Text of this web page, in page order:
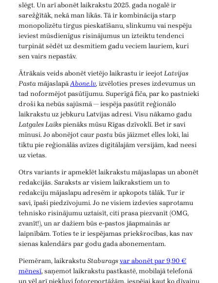
slēgt. Un arī abonēt laikrakstu 2025. gada nogalē ir
sarežģītāk, nekā man likās. Tā ir kombinācija starp
monopolizētu tirgus pieskatīšanu, slinkumu vai nespēju
ieviest mūsdienīgus risinājumus un izteiktu tendenci
turpināt sēdēt uz desmitiem gadu veciem lauriem, kuri
sen vairs nepastāv.
Ātrākais veids abonēt vietējo laikrastu ir ieejotLatvijas
PastamājaslapāAbone.lv, izvēloties preses izdevumus un
tad noformējot pasūtījumu. Superīgā fīča, par ko pastnieki
droši ka nebūs sajūsmā — iespēja pasūtīt reģionālo
laikrakstu uz jebkuru Latvijas adresi. Visu nākamo gadu
Latgales Laikspienāks mūsu Rīgas dzīvoklī. Bet ir savi
mīnusi. Jo abonējot caurpastubūs jāizmet elles loki, lai
tiktu pie reģionālās avīzes digitālajām versijām, kad neesi
uz vietas.
Otrs variants ir apmeklēt laikrakstu mājaslapas un abonēt
redakcijās. Saraksts ar visiem laikrakstiem un to
redakciju mājaslapu adresēm ir apkopots tālāk. Tur ir
savi, īpaši piedzīvojumi. Jo ne visiem izdevies saprotamu
tehnisko risinājumu uztaisīt, citi prasa piezvanīt (OMG,
zvanīt!), un ar dažiem būs e-pastos jāapmainās ar
laipnībām. Toties te ir iespējamas priekšrocības, kas nav
sienas kalendārs par godu gada abonementam.
Piemēram, laikrakstuStaburagsvar abonēt par 9,90 €
mēnesī, saņemot laikrakstu pastkastē, mobilajā telefonā